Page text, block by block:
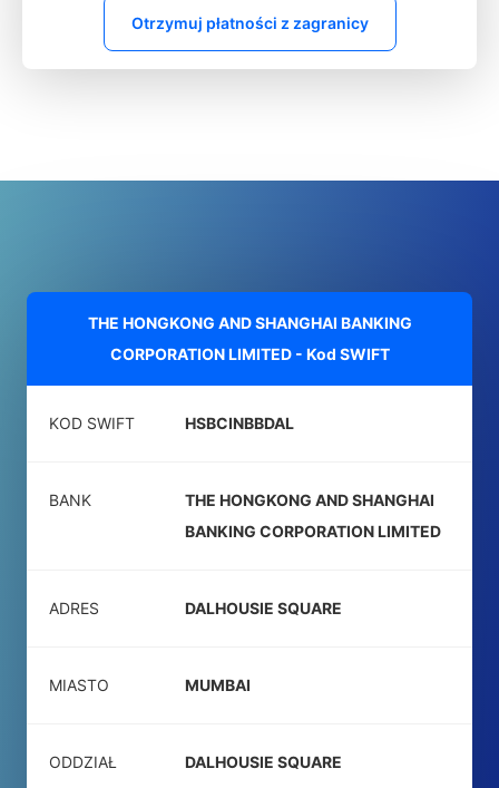
Otrzymuj płatności z zagranicy
THE HONGKONG AND SHANGHAI BANKING
CORPORATION LIMITED - Kod SWIFT
KOD SWIFT HSBCINBBDAL
BANK
THE HONGKONG AND SHANGHAI
BANKING CORPORATION LIMITED
ADRES DALHOUSIE SQUARE
MIASTO MUMBAI
ODDZIAŁ DALHOUSIE SQUARE